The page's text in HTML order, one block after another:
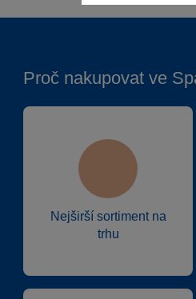
Proč nakupovat ve
Nejširší sortiment na
trhu